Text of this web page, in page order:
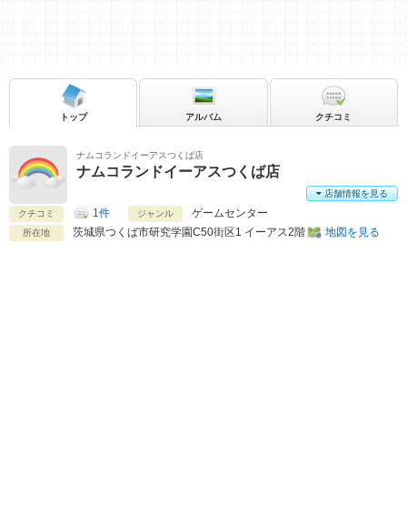
ナムコランドイーアスつくば店
ナムコランドイーアスつくば店
クチコミ 1件 ジャンル ゲームセンター
所在地 茨城県つくば市研究学園C50街区1 イーアス2階 地図を見る
店舗情報を見る
トップ アルバム クチコミ